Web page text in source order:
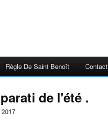
Règle De Saint Benoît Contact
de l'été .